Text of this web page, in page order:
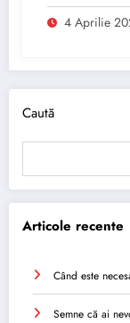
4 Aprilie
Caută
Articole recente
Când este
Semne că ai